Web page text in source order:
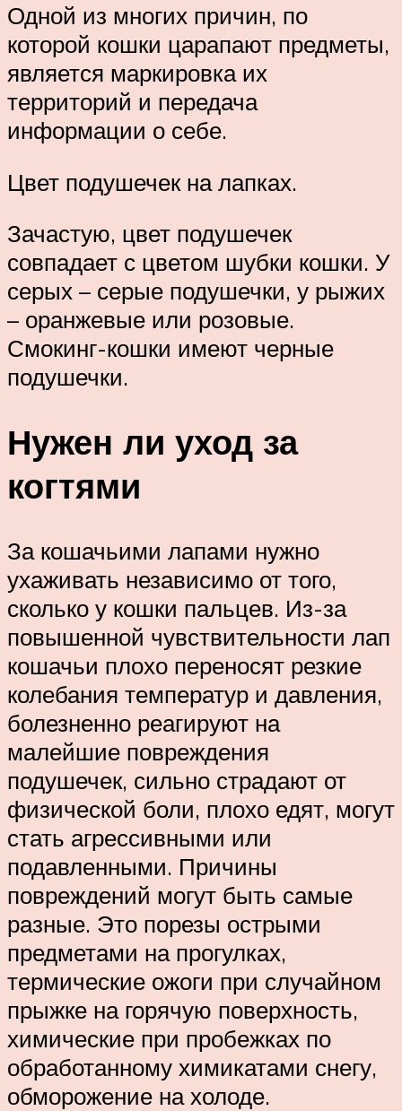
Одной из многих причин, по
которой кошки царапают предметы,
является маркировка их
территорий и передача
информации о себе.
Цвет подушечек на лапках.
Зачастую, цвет подушечек
совпадает с цветом шубки кошки. У
серых – серые подушечки, у рыжих
– оранжевые или розовые.
Смокинг-кошки имеют черные
подушечки.
Нужен ли уход за
когтями
За кошачьими лапами нужно
ухаживать независимо от того,
сколько у кошки пальцев. Из-за
повышенной чувствительности лап
кошачьи плохо переносят резкие
колебания температур и давления,
болезненно реагируют на
малейшие повреждения
подушечек, сильно страдают от
физической боли, плохо едят, могут
стать агрессивными или
подавленными. Причины
повреждений могут быть самые
разные. Это порезы острыми
предметами на прогулках,
термические ожоги при случайном
прыжке на горячую поверхность,
химические при пробежках по
обработанному химикатами снегу,
обморожение на холоде.